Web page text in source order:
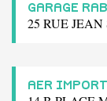
GARAGE
25 RUE
AER IMPORT